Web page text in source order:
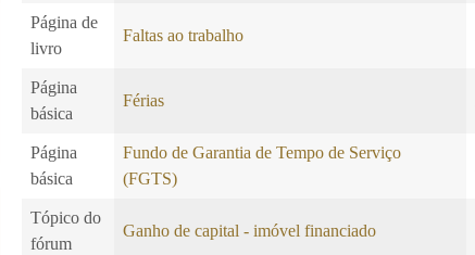
Página de
livro
Faltas ao trabalho
Página
básica
Férias
Página
básica
Fundo de Garantia de Tempo de Serviço
(FGTS)
Tópico do
fórum
Ganho de capital - imóvel financiado